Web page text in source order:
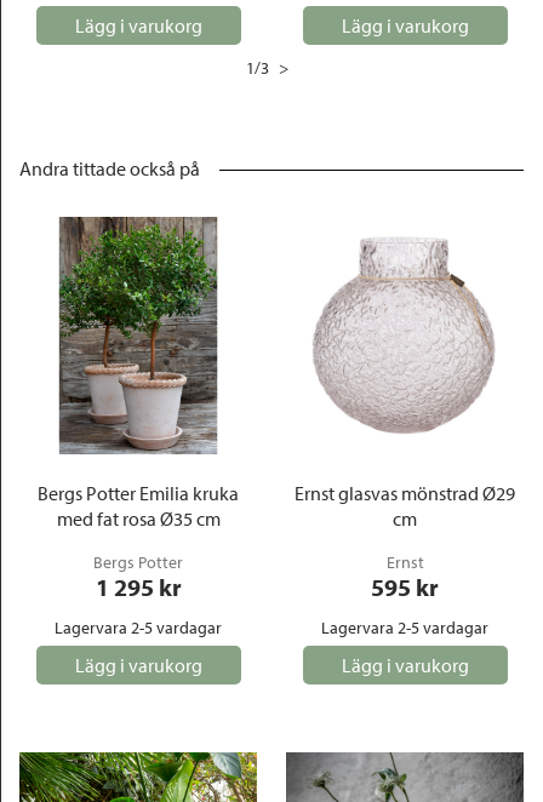
Lägg i varukorg Lägg i varukorg
1/3 >
Andra tittade också på
Bergs Potter Emilia kruka
med fat rosa Ø35 cm
Bergs Potter
1 295 kr
Lagervara 2-5 vardagar
Lägg i varukorg
Ernst glasvas mönstrad Ø29
cm
Ernst
595 kr
Lagervara 2-5 vardagar
Lägg i varukorg